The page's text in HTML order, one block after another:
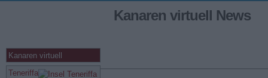
Kanaren virtuell News
Kanaren virtuell
Teneriffa